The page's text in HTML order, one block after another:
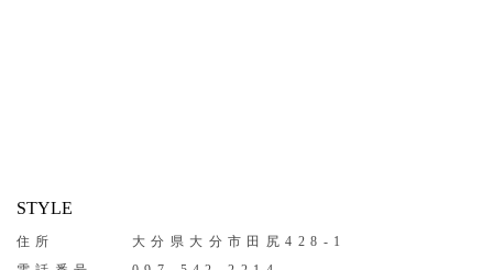
STYLE
住所
大分県大分市田尻428-1